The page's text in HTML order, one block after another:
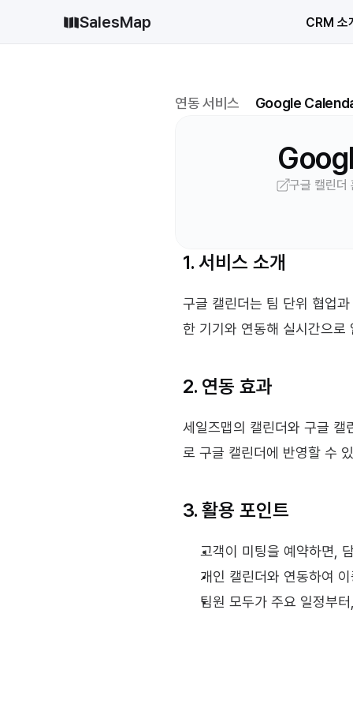
SalesMap CRM 소
연동 서비스 Google
구글 캘린더
1. 서비스 소개
구글 캘린더는 팀 단위 협업
한 기기와 연동해 실시간으로
2. 연동 효과
세일즈맵의 캘린더와 구글 캘
로 구글 캘린더에 반영할 수
3. 활용 포인트
고객이 미팅을 예약하면,
개인 캘린더와 연동하여
팀원 모두가 주요 일정부